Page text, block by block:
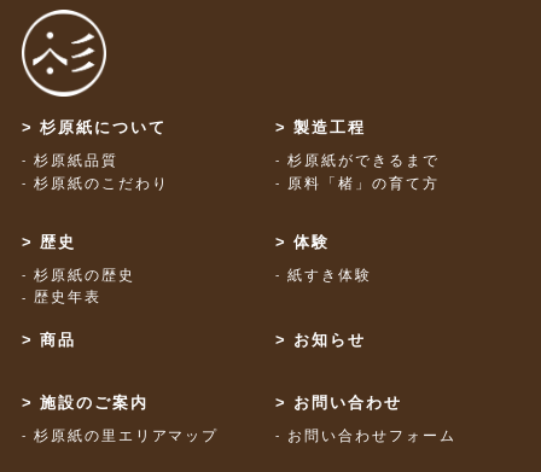
杉原紙について
杉原紙品質
杉原紙のこだわり
歴史
杉原紙の歴史
歴史年表
製造工程
杉原紙ができるまで
原料「楮」の育て方
体験
紙すき体験
商品
施設のご案内
杉原紙の里エリアマップ
お知らせ
お問い合わせ
お問い合わせフォーム